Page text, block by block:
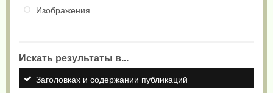
Изображения
Искать результаты в...
Заголовках и содержании публикаций